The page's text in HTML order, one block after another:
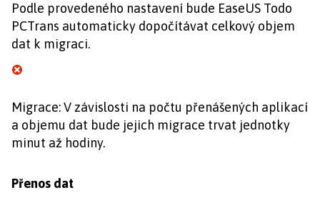
Podle provedeného nastavení bude EaseUS Todo
PCTrans automaticky dopočítávat celkový objem
dat k migraci.
Migrace: V závislosti na počtu přenášených aplikací
a objemu dat bude jejich migrace trvat jednotky
minut až hodiny.
Přenos dat